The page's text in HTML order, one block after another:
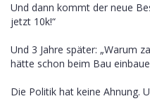
Und dann kommt der neue
jetzt 10k!“
Und 3 Jahre später: „Warum
hätte schon beim Bau
Die Politik hat keine Ahnung.